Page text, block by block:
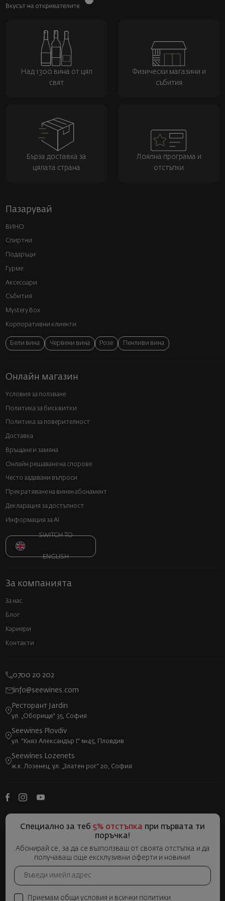
Над 1300 вина от цял
свят
Физически магазини и
събития
Бърза доставка за
цялата страна
Лоялна програма и
отстъпки
Пазарувай
ВИНО
Спиртни
Подаръци
Гурме
Аксесоари
Събития
Mystery Box
Корпоративни клиенти
Бели вина Червени вина Розе Пенливи вина
Онлайн магазин
Условия за ползване
Политика за бисквитки
Политика за поверителност
Доставка
Връщане и замяна
Онлайн решаване на спорове
Често задавани въпроси
Прекратяване на винен абонамент
Декларация за достъпност
Информация за AI
SWITCH TO
ENGLISH
За компанията
За нас
Блог
Кариери
Контакти
0700 20 202
info@seewines.com
Ресторант Jardin
ул. „Оборище“ 35, София
Seewines Plovdiv
ул. "Княз Александър I" №45, Пловдив
Seewines Lozenets
ж.к. Лозенец, ул. „Златен рог“ 20, София
Специално за теб 5% отстъпка при първата ти
поръчка!
Абонирай се, за да се възползваш от своята отстъпка и да
получаваш още ексклузивни оферти и новини!
Приемам общи условия и всички политики